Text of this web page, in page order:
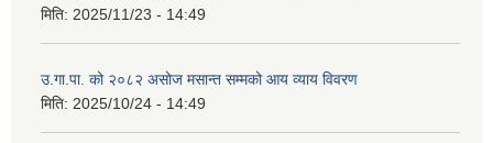
मिति: 2025/11/23 - 14:49
उ.गा.पा. को २०८२ असोज मसान्त सम्मको आय व्याय विवरण
मिति: 2025/10/24 - 14:49